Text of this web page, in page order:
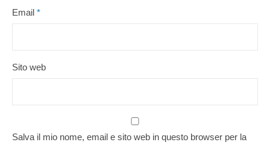
Email *
Sito web
Salva il mio nome, email e sito web in questo browser per la